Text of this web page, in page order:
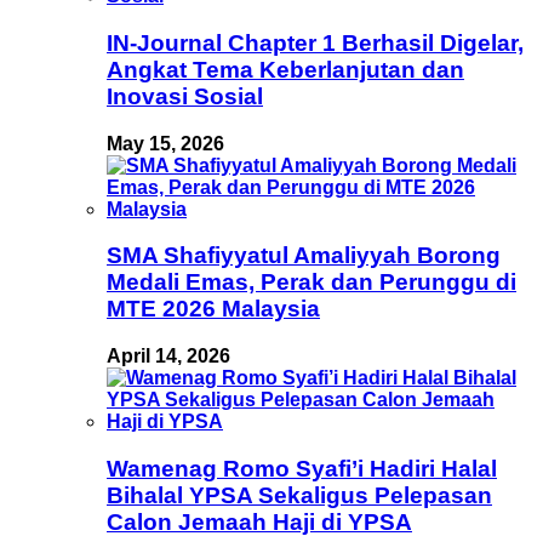
IN-Journal Chapter 1 Berhasil Digelar,
Angkat Tema Keberlanjutan dan
Inovasi Sosial
May 15, 2026
SMA Shafiyyatul Amaliyyah Borong
Medali Emas, Perak dan Perunggu di
MTE 2026 Malaysia
April 14, 2026
Wamenag Romo Syafi’i Hadiri Halal
Bihalal YPSA Sekaligus Pelepasan
Calon Jemaah Haji di YPSA